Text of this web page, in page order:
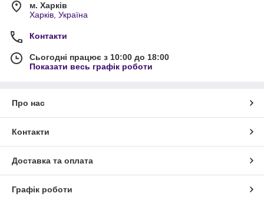
м. Харків
Харків, Україна
Контакти
Сьогодні працює з 10:00 до 18:00
Показати весь графік роботи
Про нас
Контакти
Доставка та оплата
Графік роботи